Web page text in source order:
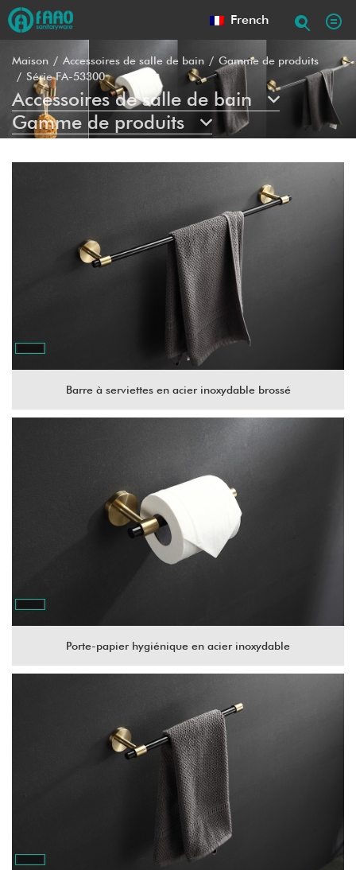
French
Maison Accessoires de salle de bain
Gamme de produits
Série FA-53300
Accessoires de salle de bain
Gamme de produits
Barre à serviettes en acier inoxydable brossé
Porte-papier hygiénique en acier inoxydable